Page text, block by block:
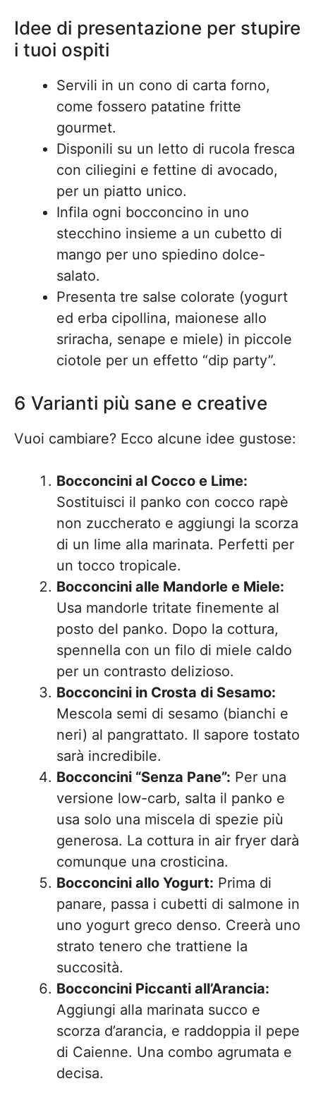
Idee di presentazione per stupire
i tuoi ospiti
Servili in un cono di carta forno,
come fossero patatine fritte
gourmet.
Disponili su un letto di rucola fresca
con ciliegini e fettine di avocado,
per un piatto unico.
Infila ogni bocconcino in uno
stecchino insieme a un cubetto di
mango per uno spiedino dolce-
salato.
Presenta tre salse colorate (yogurt
ed erba cipollina, maionese allo
sriracha, senape e miele) in piccole
ciotole per un effetto “dip party”.
6 Varianti più sane e creative
Vuoi cambiare? Ecco alcune idee gustose:
Bocconcini al Cocco e Lime:
Sostituisci il panko con cocco rapè
non zuccherato e aggiungi la scorza
di un lime alla marinata. Perfetti per
un tocco tropicale.
Bocconcini alle Mandorle e Miele:
Usa mandorle tritate finemente al
posto del panko. Dopo la cottura,
spennella con un filo di miele caldo
per un contrasto delizioso.
Bocconcini in Crosta di Sesamo:
Mescola semi di sesamo (bianchi e
neri) al pangrattato. Il sapore tostato
sarà incredibile.
Bocconcini “Senza Pane”: Per una
versione low-carb, salta il panko e
usa solo una miscela di spezie più
generosa. La cottura in air fryer darà
comunque una crosticina.
Bocconcini allo Yogurt: Prima di
panare, passa i cubetti di salmone in
uno yogurt greco denso. Creerà uno
strato tenero che trattiene la
succosità.
Bocconcini Piccanti all’Arancia:
Aggiungi alla marinata succo e
scorza d’arancia, e raddoppia il pepe
di Caienne. Una combo agrumata e
decisa.